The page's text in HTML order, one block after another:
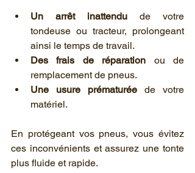
Un arrêt inattendu de votre
tondeuse ou tracteur, prolongeant
ainsi le temps de travail.
Des frais de réparation ou de
remplacement de pneus.
Une usure prématurée de votre
matériel.
En protégeant vos pneus, vous évitez
ces inconvénients et assurez une tonte
plus fluide et rapide.